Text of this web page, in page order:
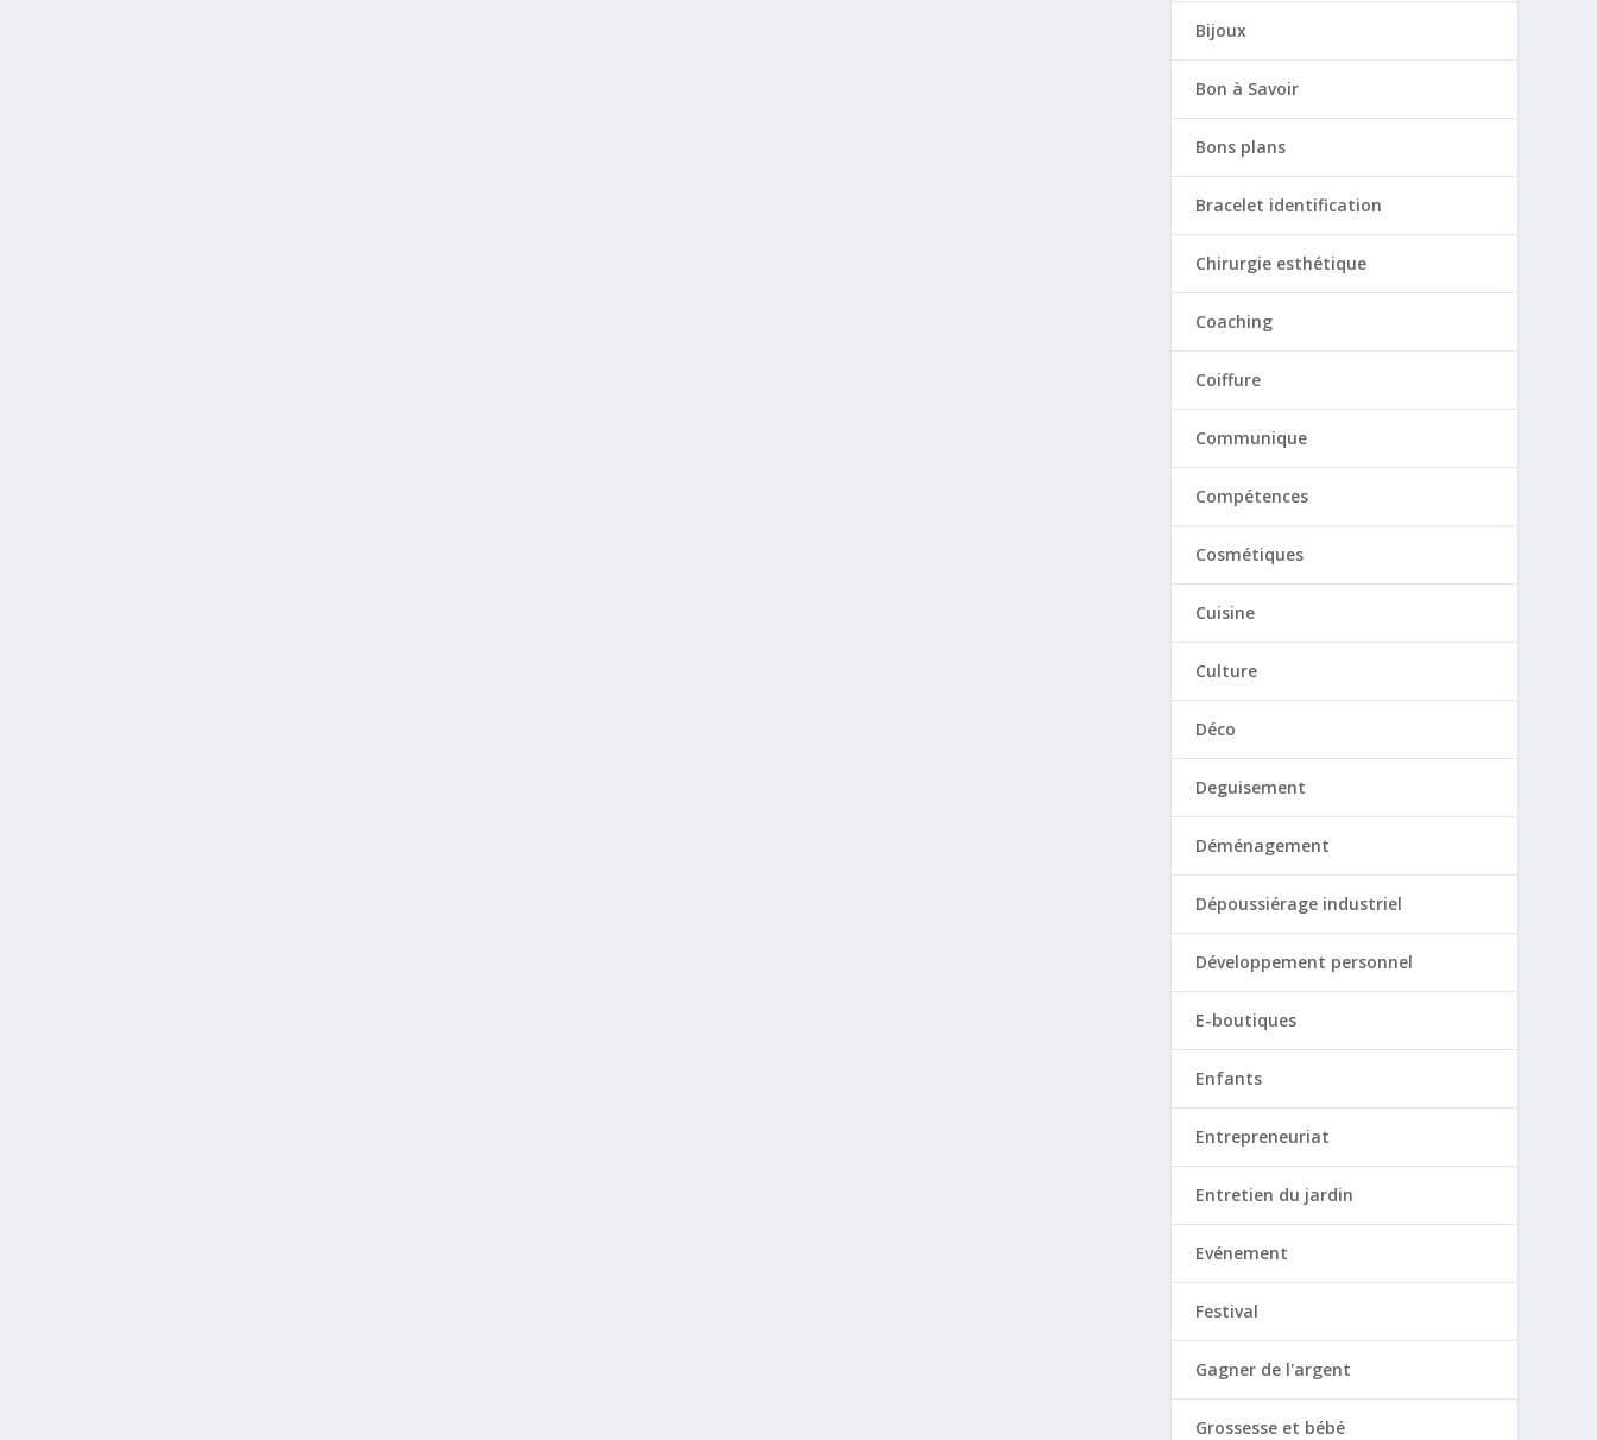
Bijoux
Bon à Savoir
Bons plans
Bracelet identification
Chirurgie esthétique
Coaching
Coiffure
Communique
Compétences
Cosmétiques
Cuisine
Culture
Déco
Deguisement
Déménagement
Dépoussiérage industriel
Développement personnel
E-boutiques
Enfants
Entrepreneuriat
Entretien du jardin
Evénement
Festival
Gagner de l'argent
Grossesse et bébé